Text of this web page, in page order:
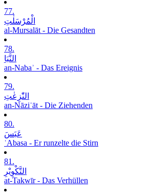
77.
الْمُرْسَلٰتِ
al-Mursalāt - Die Gesandten
78.
النَّبَاِ
an-Nabaʾ - Das Ereignis
79.
النّٰزِعٰتِ
an-Nāziʿāt - Die Ziehenden
80.
عَبَسَ
ʿAbasa - Er runzelte die Stirn
81.
التَّکْوِیْرِ
at-Takwīr - Das Verhüllen